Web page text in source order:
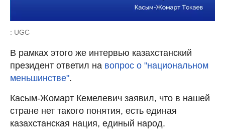
: UGC
В рамках этого же интервью казахстанский
президент ответил на вопрос о "национальном
меньшинстве".
Касым-Жомарт Кемелевич заявил, что в нашей
стране нет такого понятия, есть единая
казахстанская нация, единый народ.